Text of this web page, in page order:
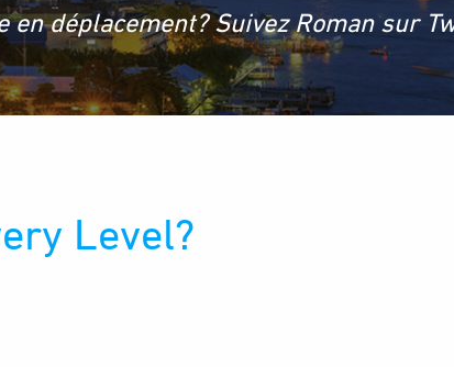
déplacement? Suivez Roman sur
Level?